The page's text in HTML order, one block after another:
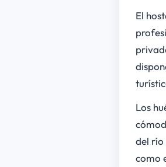
El
Los
del río
como